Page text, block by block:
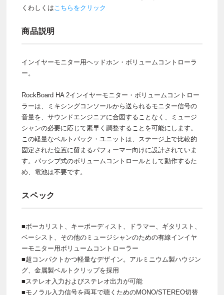
くわしくはこちらをクリック
商品説明
インイヤーモニター用ヘッドホン・ボリュームコントローラ
ー。
RockBoard HA 2インイヤーモニター・ボリュームコントロー
ラーは、ミキシングコンソールから送られるモニター信号の
音量を、サウンドエンジニアに合図することなく、ミュージ
シャンの必要に応じて素早く調整することを可能にします。
この軽量なベルトパック・ユニットは、ステージ上で比較的
固定された位置に留まるパフォーマー向けに設計されていま
す。パッシブ式のボリュームコントロールとして動作するた
め、電池は不要です。
スペック
■ボーカリスト、キーボーディスト、ドラマー、ギタリスト、
ベーシスト、その他のミュージシャンのための有線インイヤ
ーモニター用ボリュームコントローラー
■超コンパクトかつ軽量なデザイン。アルミニウム製ハウジン
グ、金属製ベルトクリップを採用
■ステレオ入力およびステレオ出力が可能
■モノラル入力信号を両耳で聴くためのMONO/STEREO切替